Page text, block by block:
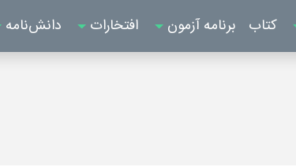
کتاب برنامه آزمون افتخارات دانش‌نامه